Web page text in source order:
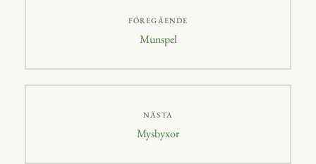
FÖREGÅENDE
Föregående
Munspel
NÄSTA
Nästa
Mysbyxor